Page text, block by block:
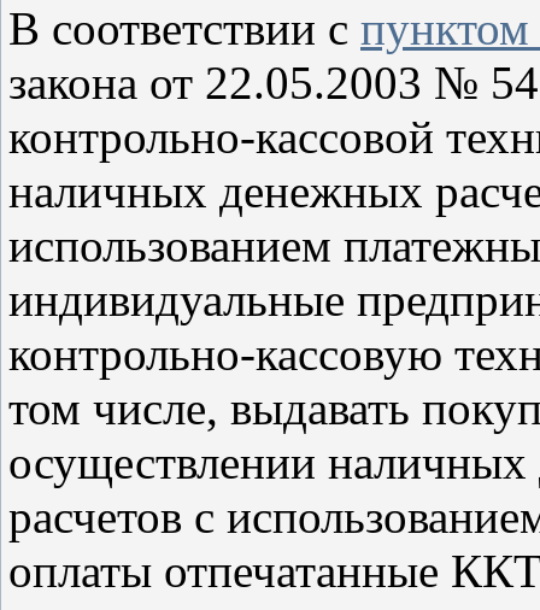
В соответствии с пунктом
закона от 22.05.2003 №
контрольно-кассовой
наличных денежных
использованием
индивидуальные
контрольно-кассовую
том числе, выдавать
осуществлении
расчетов с
оплаты отпечатанные